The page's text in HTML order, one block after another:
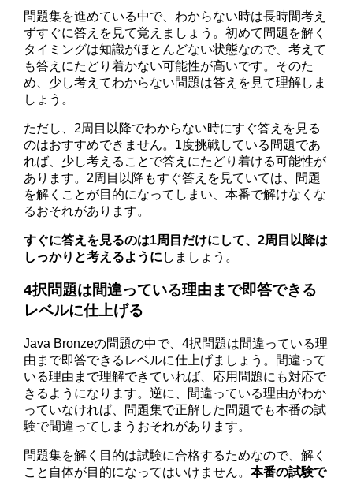
問題集を進めている中で、わからない時は長時間考え
ずすぐに答えを見て覚えましょう。初めて問題を解く
タイミングは知識がほとんどない状態なので、考えて
も答えにたどり着かない可能性が高いです。そのた
め、少し考えてわからない問題は答えを見て理解しま
しょう。
ただし、2周目以降でわからない時にすぐ答えを見る
のはおすすめできません。1度挑戦している問題であ
れば、少し考えることで答えにたどり着ける可能性が
あります。2周目以降もすぐ答えを見ていては、問題
を解くことが目的になってしまい、本番で解けなくな
るおそれがあります。
すぐに答えを見るのは1周目だけにして、2周目以降は
しっかりと考えるように しましょう。
4択問題は間違っている理由まで即答できる
レベルに仕上げる
Java Bronzeの問題の中で、4択問題は間違っている理
由まで即答できるレベルに仕上げましょう。間違って
いる理由まで理解できていれば、応用問題にも対応で
きるようになります。逆に、間違っている理由がわか
っていなければ、問題集で正解した問題でも本番の試
験で間違ってしまうおそれがあります。
問題集を解く目的は試験に合格するためなので、解く
こと自体が目的になってはいけません。本番の試験で